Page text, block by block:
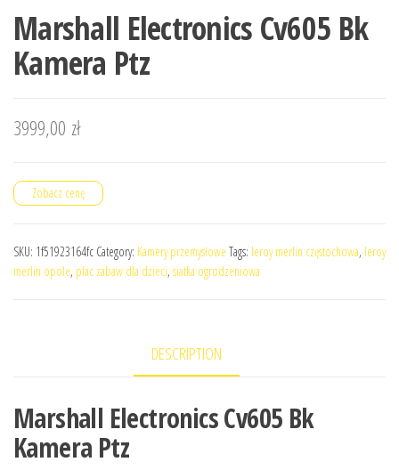
Marshall Electronics Cv605 Bk
Kamera Ptz
3999,00 zł
Zobacz cenę
SKU: 1f51923164fc Category: Kamery przemysłowe Tags: leroy merlin częstochowa, leroy
merlin opole, plac zabaw dla dzieci, siatka ogrodzeniowa
DESCRIPTION
Marshall Electronics Cv605 Bk
Kamera Ptz